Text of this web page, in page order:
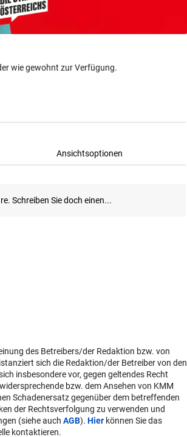
wie gewohnt zur Verfügung.
des Betreibers/der Redaktion bzw. von
sich die Redaktion/der Betreiber von den
insbesondere vor, gegen geltendes Recht
widersprechende bzw. dem Ansehen von KMM
Schadenersatz gegenüber dem betreffenden
der Rechtsverfolgung zu verwenden und
(siehe auch AGB). Hier können Sie das
kontaktieren.